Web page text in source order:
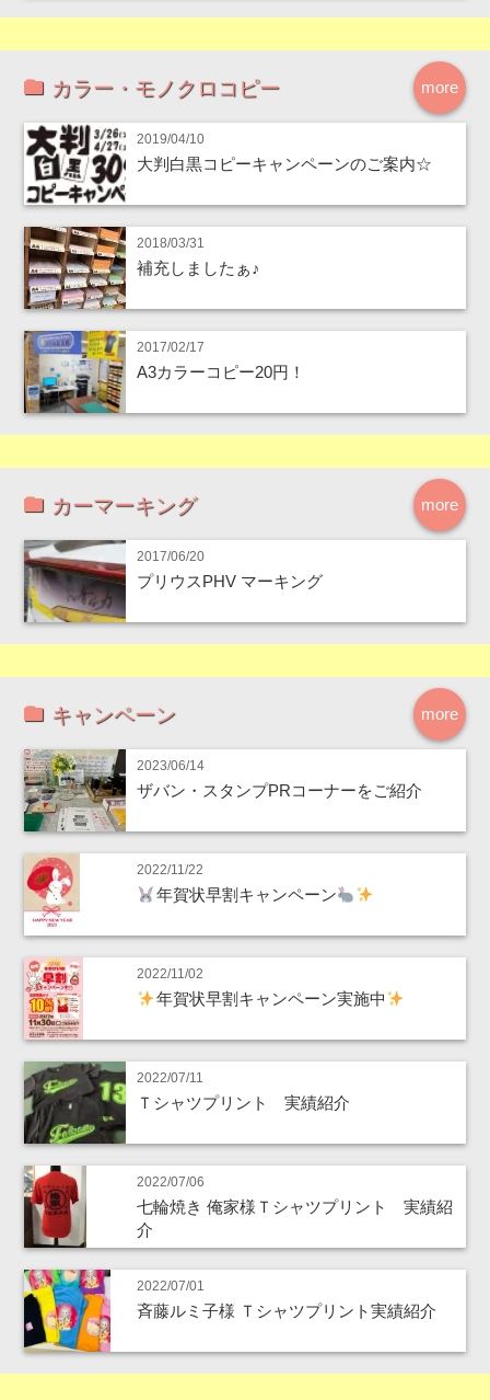
more
カラー・モノクロコピー
2019/04/10
大判白黒コピーキャンペーンのご案内☆
2018/03/31
補充しましたぁ♪
2017/02/17
A3カラーコピー20円！
more
カーマーキング
2017/06/20
プリウスPHV マーキング
more
キャンペーン
2023/06/14
ザバン・スタンプPRコーナーをご紹介
2022/11/22
年賀状早割キャンペーン
2022/11/02
年賀状早割キャンペーン実施中
2022/07/11
Ｔシャツプリント 実績紹介
2022/07/06
七輪焼き 俺家様Ｔシャツプリント 実績紹
介
2022/07/01
斉藤ルミ子様 Ｔシャツプリント実績紹介